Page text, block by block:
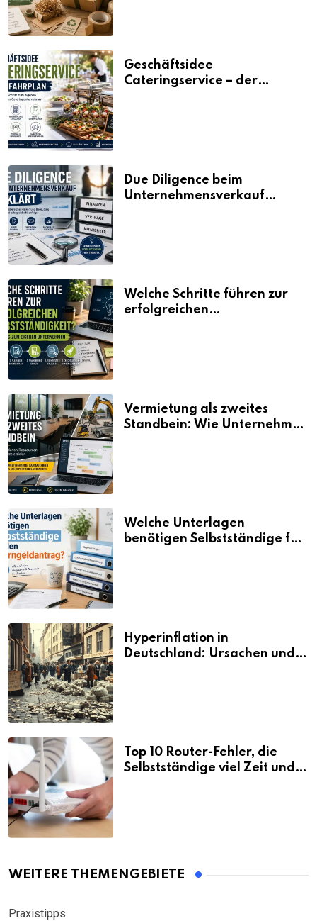
Geschäftsidee
Cateringservice – der
Due Diligence beim
Unternehmensverkauf
Welche Schritte führen zur
erfolgreichen
Vermietung als zweites
Standbein: Wie Unternehmen
Welche Unterlagen
benötigen Selbstständige für
Hyperinflation in
Deutschland: Ursachen und
Top 10 Router-Fehler, die
Selbstständige viel Zeit und
WEITERE THEMENGEBIETE
Praxistipps